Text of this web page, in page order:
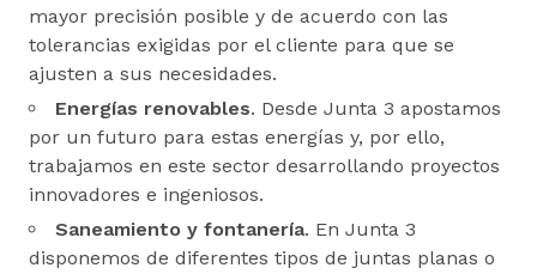
mayor precisión posible y de acuerdo con las
tolerancias exigidas por el cliente para que se
ajusten a sus necesidades.
Energías renovables. Desde Junta 3 apostamos
por un futuro para estas energías y, por ello,
trabajamos en este sector desarrollando proyectos
innovadores e ingeniosos.
Saneamiento y fontanería. En Junta 3
disponemos de diferentes tipos de juntas planas o